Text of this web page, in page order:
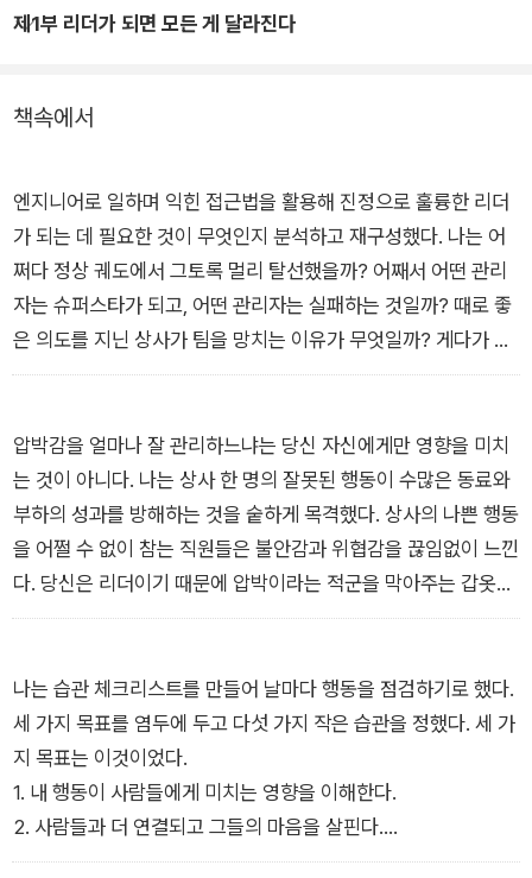
찾아오는 압박감과 권력의 무게를 다스리지 못하면 성과도, 관계
라 수천 건의 사례와 체계적 분석을 통해 리더의 내면에서 발생하
아쇠 찾기’, ‘권한 위임 다이얼’, ‘시간 포트폴리오 분석’ 등 즉시 적
용 가능한 도구를 제시해 위기에 빠진 리더가 다시 ‘정상 궤도’를
찾도록 실질적인 해결책을 제공한다.
이 책은 ‘이상적인 리더’가 되어야 한다고 강요하지 않는다. 리더
라면 누구나 흔들릴 수 있다는 전제를 인정하고, 그 마음을 다스
성장한다는 본질적인 메시지를 전한다. 위기와 압박 속에서도 단
단한 리더십을 구축하고 싶은 모든 이들에게 꼭 필요한 필독서다.
제1부 리더가 되면 모든 게 달라진다
책속에서
엔지니어로 일하며 익힌 접근법을 활용해 진정으로 훌륭한 리더
가 되는 데 필요한 것이 무엇인지 분석하고 재구성했다. 나는 어
쩌다 정상 궤도에서 그토록 멀리 탈선했을까? 어째서 어떤 관리
자는 슈퍼스타가 되고, 어떤 관리자는 실패하는 것일까? 때로 좋
은 의도를 지닌 상사가 팀을 망치는 이유가 무엇일까? 게다가 왜
‘자신도 모르는 사이에’ 그 지경에 이를까? 나는 수많은 사례를
직급에 따르는 강한 압박감이 행동을 성찰하고 조절하는 능력에
영향을 미친다는 사실을 깨달았다.
[머리말 나는 내가 좋은 리더인 줄 알았다]
압박감을 얼마나 잘 관리하느냐는 당신 자신에게만 영향을 미치
는 것이 아니다. 나는 상사 한 명의 잘못된 행동이 수많은 동료와
부하의 성과를 방해하는 것을 숱하게 목격했다. 상사의 나쁜 행동
을 어쩔 수 없이 참는 직원들은 불안감과 위협감을 끊임없이 느낀
다. 당신은 리더이기 때문에 압박이라는 적군을 막아주는 갑옷이
조금만 찢어져도 팀의 생산성과 충성심, 성과가 직접적으로 영향
직급에 수반되는 압박을 관리하는 것은 ‘그 직급에서 해야 할 당
연한 업무의 일부’다.
많은 연구 결과에 따르면 힘을 지닌 사람의 감정 폭발은 부하들의
생물학적 반응을 촉발한다. 그런 반응을 이끌어내는 것은 뇌의 원
시적 영역인 편도체다. 편도체가 위험에 반응해 과잉 활성화되면
‘투쟁-도피 모드’로 돌입한다. 즉 위험 요인에 맞서 투쟁하거나,
나는 습관 체크리스트를 만들어 날마다 행동을 점검하기로 했다.
세 가지 목표를 염두에 두고 다섯 가지 작은 습관을 정했다. 세 가
지 목표는 이것이었다.
1. 내 행동이 사람들에게 미치는 영향을 이해한다.
2. 사람들과 더 연결되고 그들의 마음을 살핀다.
3. 무조건 나서서 해결하지 말고 코치가 되어준다.